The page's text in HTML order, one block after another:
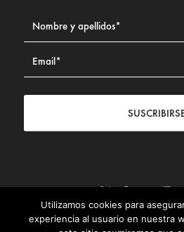
Contacto | Aviso legal | Política
Cookies
Utilizamos cookies para
experiencia al usuario en nuestra